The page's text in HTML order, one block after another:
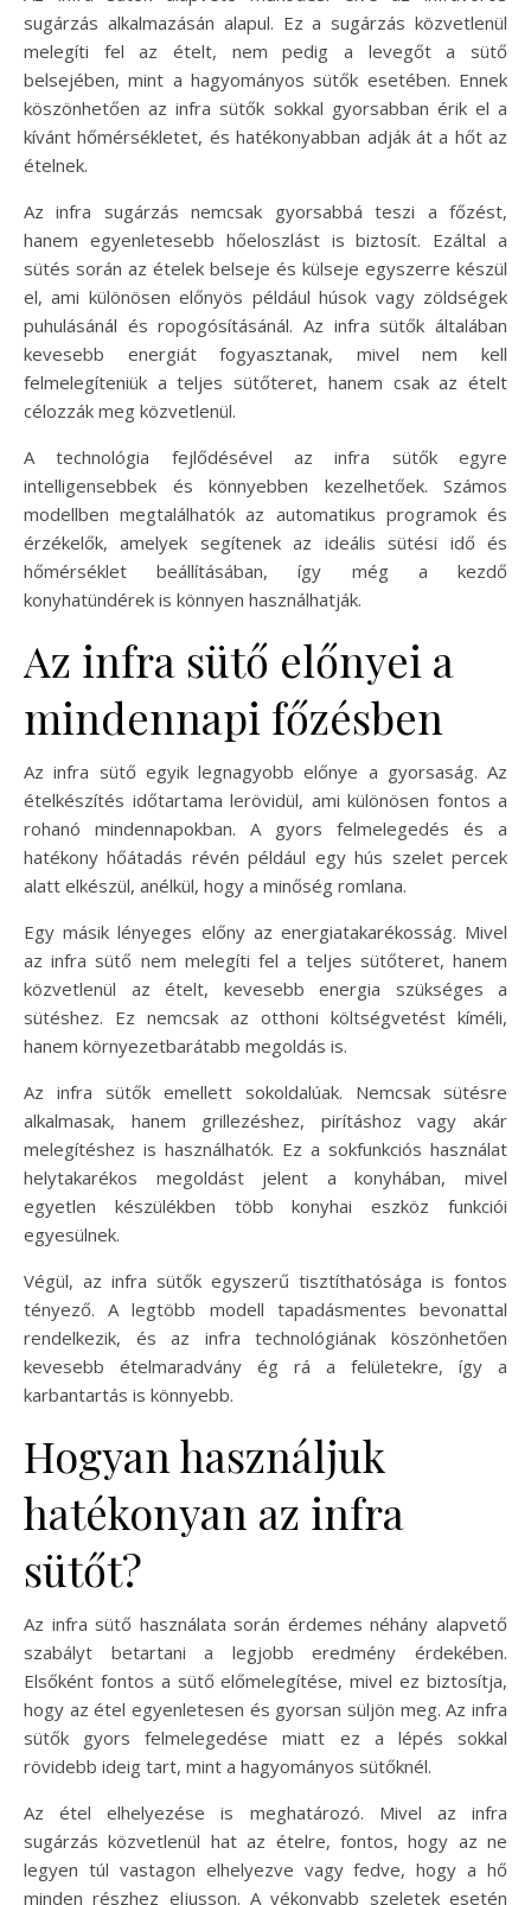
sugárzás alkalmazásán alapul. Ez a sugárzás közvetlenül
melegíti fel az ételt, nem pedig a levegőt a sütő
belsejében, mint a hagyományos sütők esetében. Ennek
köszönhetően az infra sütők sokkal gyorsabban érik el a
kívánt hőmérsékletet, és hatékonyabban adják át a hőt az
ételnek.
Az infra sugárzás nemcsak gyorsabbá teszi a főzést,
hanem egyenletesebb hőeloszlást is biztosít. Ezáltal a
sütés során az ételek belseje és külseje egyszerre készül
el, ami különösen előnyös például húsok vagy zöldségek
puhulásánál és ropogósításánál. Az infra sütők általában
kevesebb energiát fogyasztanak, mivel nem kell
felmelegíteniük a teljes sütőteret, hanem csak az ételt
célozzák meg közvetlenül.
A technológia fejlődésével az infra sütők egyre
intelligensebbek és könnyebben kezelhetőek. Számos
modellben megtalálhatók az automatikus programok és
érzékelők, amelyek segítenek az ideális sütési idő és
hőmérséklet beállításában, így még a kezdő
konyhatündérek is könnyen használhatják.
Az infra sütő előnyei a
mindennapi főzésben
Az infra sütő egyik legnagyobb előnye a gyorsaság. Az
ételkészítés időtartama lerövidül, ami különösen fontos a
rohanó mindennapokban. A gyors felmelegedés és a
hatékony hőátadás révén például egy hús szelet percek
alatt elkészül, anélkül, hogy a minőség romlana.
Egy másik lényeges előny az energiatakarékosság. Mivel
az infra sütő nem melegíti fel a teljes sütőteret, hanem
közvetlenül az ételt, kevesebb energia szükséges a
sütéshez. Ez nemcsak az otthoni költségvetést kíméli,
hanem környezetbarátabb megoldás is.
Az infra sütők emellett sokoldalúak. Nemcsak sütésre
alkalmasak, hanem grillezéshez, pirításhoz vagy akár
melegítéshez is használhatók. Ez a sokfunkciós használat
helytakarékos megoldást jelent a konyhában, mivel
egyetlen készülékben több konyhai eszköz funkciói
egyesülnek.
Végül, az infra sütők egyszerű tisztíthatósága is fontos
tényező. A legtöbb modell tapadásmentes bevonattal
rendelkezik, és az infra technológiának köszönhetően
kevesebb ételmaradvány ég rá a felületekre, így a
karbantartás is könnyebb.
Hogyan használjuk
hatékonyan az infra
sütőt?
Az infra sütő használata során érdemes néhány alapvető
szabályt betartani a legjobb eredmény érdekében.
Elsőként fontos a sütő előmelegítése, mivel ez biztosítja,
hogy az étel egyenletesen és gyorsan süljön meg. Az infra
sütők gyors felmelegedése miatt ez a lépés sokkal
rövidebb ideig tart, mint a hagyományos sütőknél.
Az étel elhelyezése is meghatározó. Mivel az infra
sugárzás közvetlenül hat az ételre, fontos, hogy az ne
legyen túl vastagon elhelyezve vagy fedve, hogy a hő
minden részhez eljusson. A vékonyabb szeletek esetén